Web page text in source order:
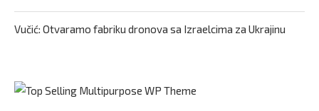
Vučić: Otvaramo fabriku dronova sa Izraelcima za Ukrajinu